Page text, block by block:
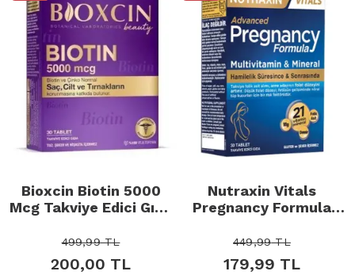
Bioxcin Biotin 5000
Mcg Takviye Edici Gıda
499,99TL
200,00 TL
Nutraxin Vitals
Pregnancy Formula
Mineral - Takviye Edici
Gıda 30 Tablet
449,99TL
179,99 TL